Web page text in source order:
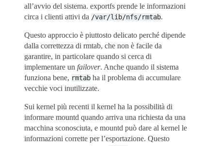
all’avvio del sistema. exportfs prende le informazioni
circa i clienti attivi da /var/lib/nfs/rmtab.
Questo approccio è piuttosto delicato perché dipende
dalla correttezza di rmtab, che non è facile da
garantire, in particolare quando si cerca di
implementare un failover. Anche quando il sistema
funziona bene, rmtab ha il problema di accumulare
vecchie voci inutilizzate.
Sui kernel più recenti il kernel ha la possibilità di
informare mountd quando arriva una richiesta da una
macchina sconosciuta, e mountd può dare al kernel le
informazioni corrette per l’esportazione. Questo